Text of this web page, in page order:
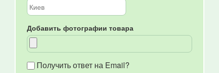
Добавить фотографии товара
Получить ответ на Email?